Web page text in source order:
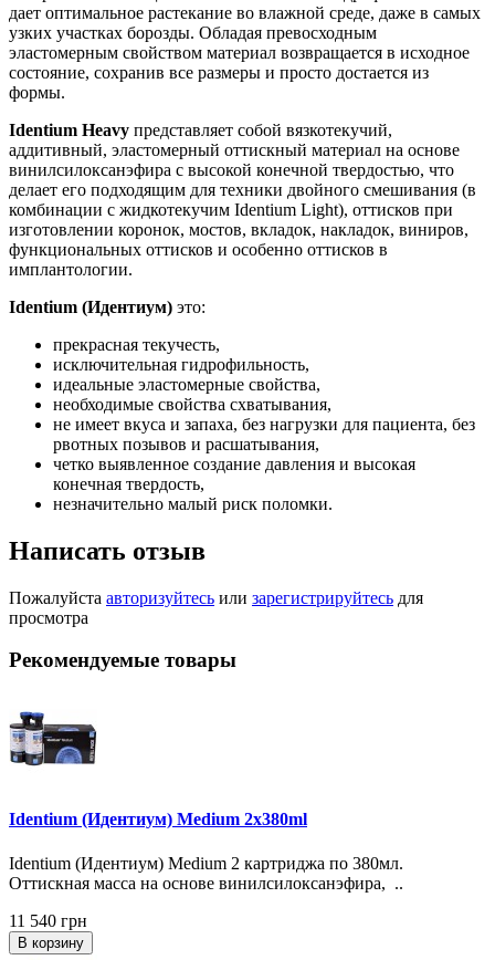
дает оптимальное растекание во влажной среде, даже в самых
узких участках борозды. Обладая превосходным
эластомерным свойством материал возвращается в исходное
состояние, сохранив все размеры и просто достается из
формы.
Identium Heavy представляет собой вязкотекучий,
аддитивный, эластомерный оттискный материал на основе
винилсилоксанэфира с высокой конечной твердостью, что
делает его подходящим для техники двойного смешивания (в
комбинации с жидкотекучим Identium Light), оттисков при
изготовлении коронок, мостов, вкладок, накладок, виниров,
функциональных оттисков и особенно оттисков в
имплантологии.
Identium (Идентиум) это:
прекрасная текучесть,
исключительная гидрофильность,
идеальные эластомерные свойства,
необходимые свойства схватывания,
не имеет вкуса и запаха, без нагрузки для пациента, без
рвотных позывов и расшатывания,
четко выявленное создание давления и высокая
конечная твердость,
незначительно малый риск поломки.
Написать отзыв
Пожалуйста авторизуйтесь или зарегистрируйтесь для
просмотра
Рекомендуемые товары
Identium (Идентиум) Medium 2x380ml
Identium (Идентиум) Medium 2 картриджа по 380мл.
Оттискная масса на основе винилсилоксанэфира, ..
11 540 грн
В корзину